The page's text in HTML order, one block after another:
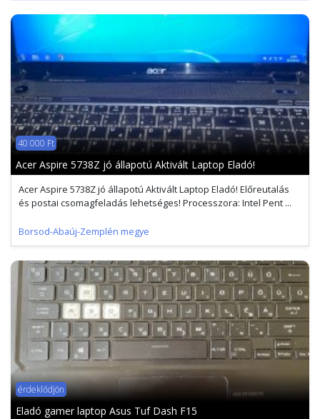
40 000 Ft
Acer Aspire 5738Z jó állapotú Aktivált Laptop Eladó!
Acer Aspire 5738Z jó állapotú Aktivált Laptop Eladó! Előreutalás
és postai csomagfeladás lehetséges! Processzora: Intel Pent ...
Borsod-Abaúj-Zemplén megye
érdeklődjön
Eladó gamer laptop Asus Tuf Dash F15